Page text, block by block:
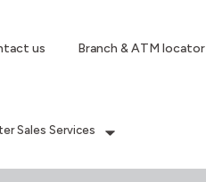
us Branch & ATM locator
Sales Services